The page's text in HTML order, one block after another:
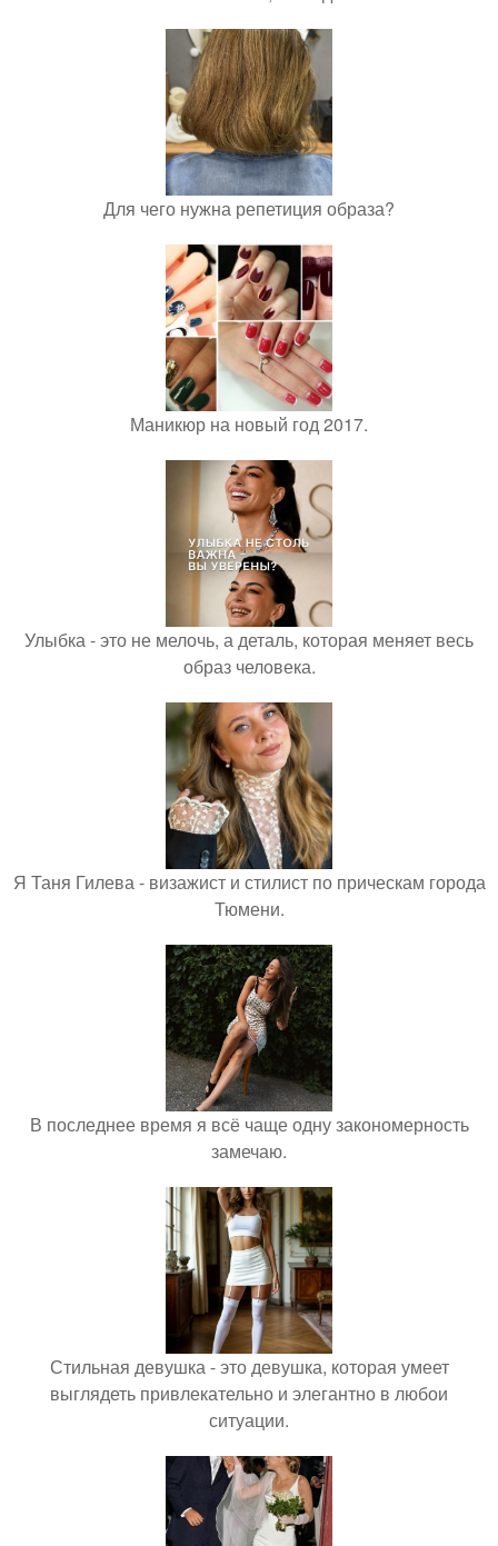
Для чего нужна репетиция образа?
Маникюр на новый год 2017.
Улыбка - это не мелочь, а деталь, которая меняет весь
образ человека.
Я Таня Гилева - визажист и стилист по прическам города
Тюмени.
В последнее время я всё чаще одну закономерность
замечаю.
Стильная девушка - это девушка, которая умеет
выглядеть привлекательно и элегантно в любои
ситуации.